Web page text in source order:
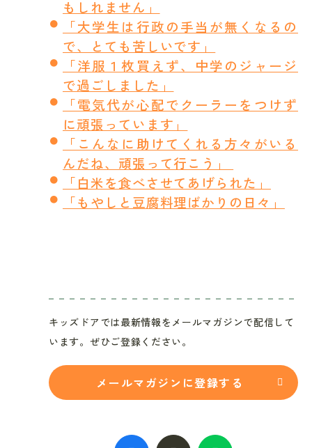
もしれません」
「大学生は行政の手当が無くなるの
で、とても苦しいです」
「洋服１枚買えず、中学のジャージ
で過ごしました」
「電気代が心配でクーラーをつけず
に頑張っています」
「こんなに助けてくれる方々がいる
んだね、頑張って行こう」
「白米を食べさせてあげられた」
「もやしと豆腐料理ばかりの日々」
キッズドアでは最新情報をメールマガジンで配信して
います。ぜひご登録ください。
メールマガジンに登録する